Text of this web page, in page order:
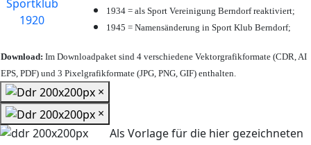
1934 = als Sport Vereinigung Berndorf reaktiviert;
1945 = Namensänderung in Sport Klub Berndorf;
Download: Im Downloadpaket sind 4 verschiedene Vektorgrafikformate (CDR, AI
EPS, PDF) und 3 Pixelgrafikformate (JPG, PNG, GIF) enthalten.
×
×
Als Vorlage für die hier gezeichneten